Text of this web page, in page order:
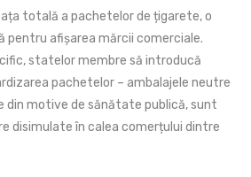
totală a pachetelor de țigarete, o
pentru afișarea mărcii comerciale.
statelor membre să introducă
pachetelor – ambalajele neutre
din motive de sănătate publică, sunt
disimulate în calea comerțului dintre